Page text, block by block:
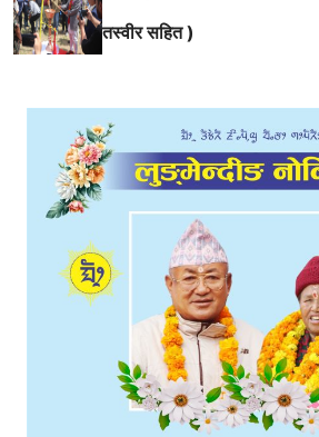
तस्वीर सहित )